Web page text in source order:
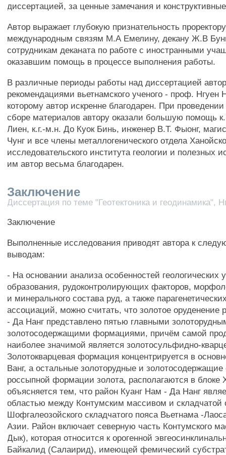
диссертацией, за ценные замечания и
Автор выражает глубокую признательность
международным связям М.А Емелину, декану Ж.В
сотрудникам деканата по работе с иностранными
оказавшим помощь в процессе выполнения работы.
В различные периоды работы над диссертацией
рекомендациями вьетнамского ученого - проф. Нгуен
которому автор искренне благодарен. При
сборе материалов автору оказали большую помощь
Лиен, к.г.-м.н. До Куок Бинь, инженер В.Т. Фыонг,
Чунг и все члены металлогенического отдела
исследовательского института геологии и полезных
им автор весьма благодарен.
Заключение
Диссертация по теме "Геотектоника и геодинамика",
Заключение
Выполненные исследования приводят автора к
выводам:
- На основании анализа особенностей геологических
образования, рудоконтролирующих факторов,
и минерального состава руд, а также
ассоциаций, можно считать, что золотое оруденение
- Да Нанг представлено пятью главными
золотосодержащими формациями, причём самой
наиболее значимой является золотосульфидно-
Золотокварцевая формация концентрируется в
Ванг, а остальные золоторудные и
россыпной формации золота, располагаются в
объясняется тем, что район Куанг Нам - Да Нанг
областью между Контумским массивом и складчатой
Шофгалеозойского складчатого пояса Вьетнама -
Азии. Район включает северную часть Контумского
Дык), которая относится к орогенной
Байкалид (Салаирид), имеющей фемический